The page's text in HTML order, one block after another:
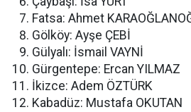
Fatsa: Ahmet
Gölköy: Ayşe ÇEBİ
Gülyalı: İsmail VAYNİ
Gürgentepe: Ercan YILMAZ
İkizce: Adem ÖZTÜRK
Kabadüz: Mustafa OKUTAN